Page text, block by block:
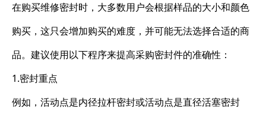
在购买维修密封时，大多数用户会根据样品的大小和颜色
购买，这只会增加购买的难度，并可能无法选择合适的商
品。建议使用以下程序来提高采购密封件的准确性：
1.密封重点
例如，活动点是内径拉杆密封或活动点是直径活塞密封